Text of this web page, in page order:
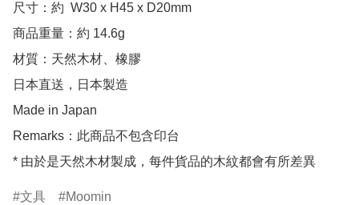
尺寸：約  W30 x H45 x D20mm
商品重量：約 14.6g
材質：天然木材、橡膠
日本直送，日本製造
Made in Japan
Remarks：此商品不包含印台
* 由於是天然木材製成，每件貨品的木紋都會有所差異
文具 Moomin